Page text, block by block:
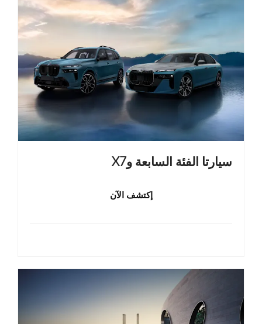
سيارتا الفئة السابعة وX7
إكتشف الآن